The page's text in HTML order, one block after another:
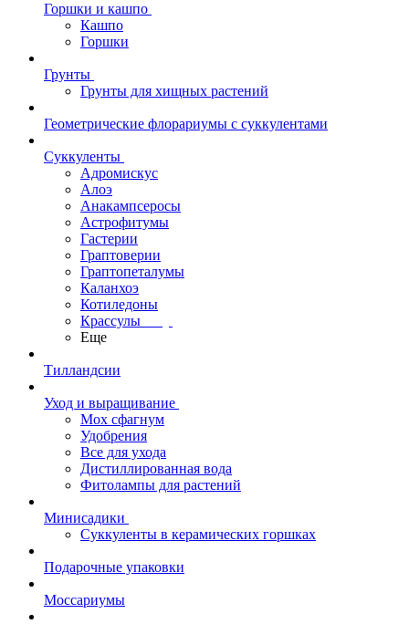
Горшки и кашпо
Кашпо
Горшки
Грунты
Грунты для хищных растений
Геометрические флорариумы с суккулентами
Суккуленты
Адромискус
Алоэ
Анакампсеросы
Астрофитумы
Гастерии
Граптоверии
Граптопеталумы
Каланхоэ
Котиледоны
Крассулы
Еще
Тилландсии
Уход и выращивание
Мох сфагнум
Удобрения
Все для ухода
Дистиллированная вода
Фитолампы для растений
Минисадики
Суккуленты в керамических горшках
Подарочные упаковки
Моссариумы